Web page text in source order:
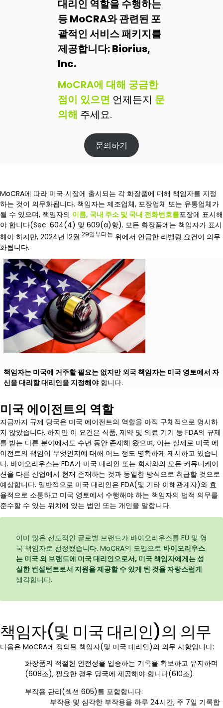
대리인 역할을 수행하는
등 MoCRA와 관련된 포
괄적인 서비스 패키지를
제공합니다: Biorius,
Inc.
MoCRA에 대해 궁금한
점이 있으면 언제든지 문
의해 주세요.
문의하기
MoCRA에 따라 미국 시장에 출시되는 각 화장품에 대해 책임자를 지정
하는 것이 의무화됩니다. 책임자는 제조업체, 포장업체 또는 유통업체가
될 수 있으며, 책임자의 이름, 국내 주소 및 국내 전화번호를포장에 표시해
야 합니다(Sec. 604(4) 및 609(a)항). 모든 화장품에는 책임자가 표시
해야 하지만, 2024년 12월 29일부터는 위에서 언급한 라벨링 요건이 의무
화됩니다.
책임자는 미국에 거주할 필요는 없지만 외국 책임자는 미국 영토에서 자
신을 대리할 대리인을 지정해야합니다.
미국 에이전트의 역할
지금까지 규제 당국은 미국 에이전트의 역할을 아직 구체적으로 명시하
지 않았습니다. 하지만 이 요건은 식품, 제약 및 의료 기기 등 FDA의 규제
를 받는 다른 분야에서도 수년 동안 존재해 왔으며, 이는 실제로 미국 에
이전트의 책임이 무엇인지에 대해 어느 정도 명확하게 제시하고 있습니
다. 바이오리우스는 FDA가 미국 대리인 또는 회사와의 모든 커뮤니케이
션을 다른 산업에서 현재 존재하는 것과 동일한 방식으로 취급할 것으로
예상합니다. 일반적으로 미국 대리인은 FDA(및 기타 이해관계자)와 효
율적으로 소통하고 미국 영토에서 수행해야 하는 책임자의 법적 의무를
준수할 수 있는 위치에 있는 법인 또는 개인을 말합니다.
이미 많은 선도적인 글로벌 브랜드가 바이오리우스를 EU 및 영
국 책임자로 선정했습니다. MoCRA의 도입으로 바이오리우스
는 미국 외 브랜드에 미국 대리인으로서, 미국 책임자에게는 성
실한 컨설턴트로서 지원을 제공할 수 있게 된 것을 자랑스럽게
생각합니다.
책임자(및 미국 대리인)의 의무
다음은 MoCRA에 정의된 책임자(및 미국 대리인)의 의무 사항입니다:
화장품의 적절한 안전성을 입증하는 기록을 확보하고 유지하며
(608조), 필요한 경우 당국에 제공해야 합니다(610조).
부작용 관리(섹션 605)를 포함합니다:
부작용 및 심각한 부작용을 하루 24시간, 주 7일 기록합